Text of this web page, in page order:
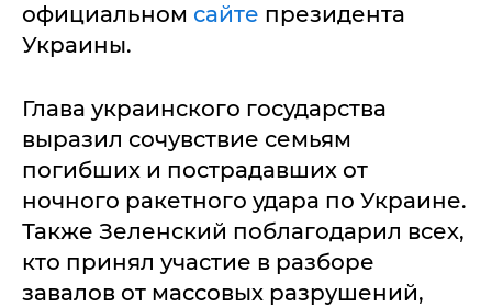
официальном сайте президента
Украины.
Глава украинского государства
выразил сочувствие семьям
погибших и пострадавших от
ночного ракетного удара по Украине.
Также Зеленский поблагодарил всех,
кто принял участие в разборе
завалов от массовых разрушений,